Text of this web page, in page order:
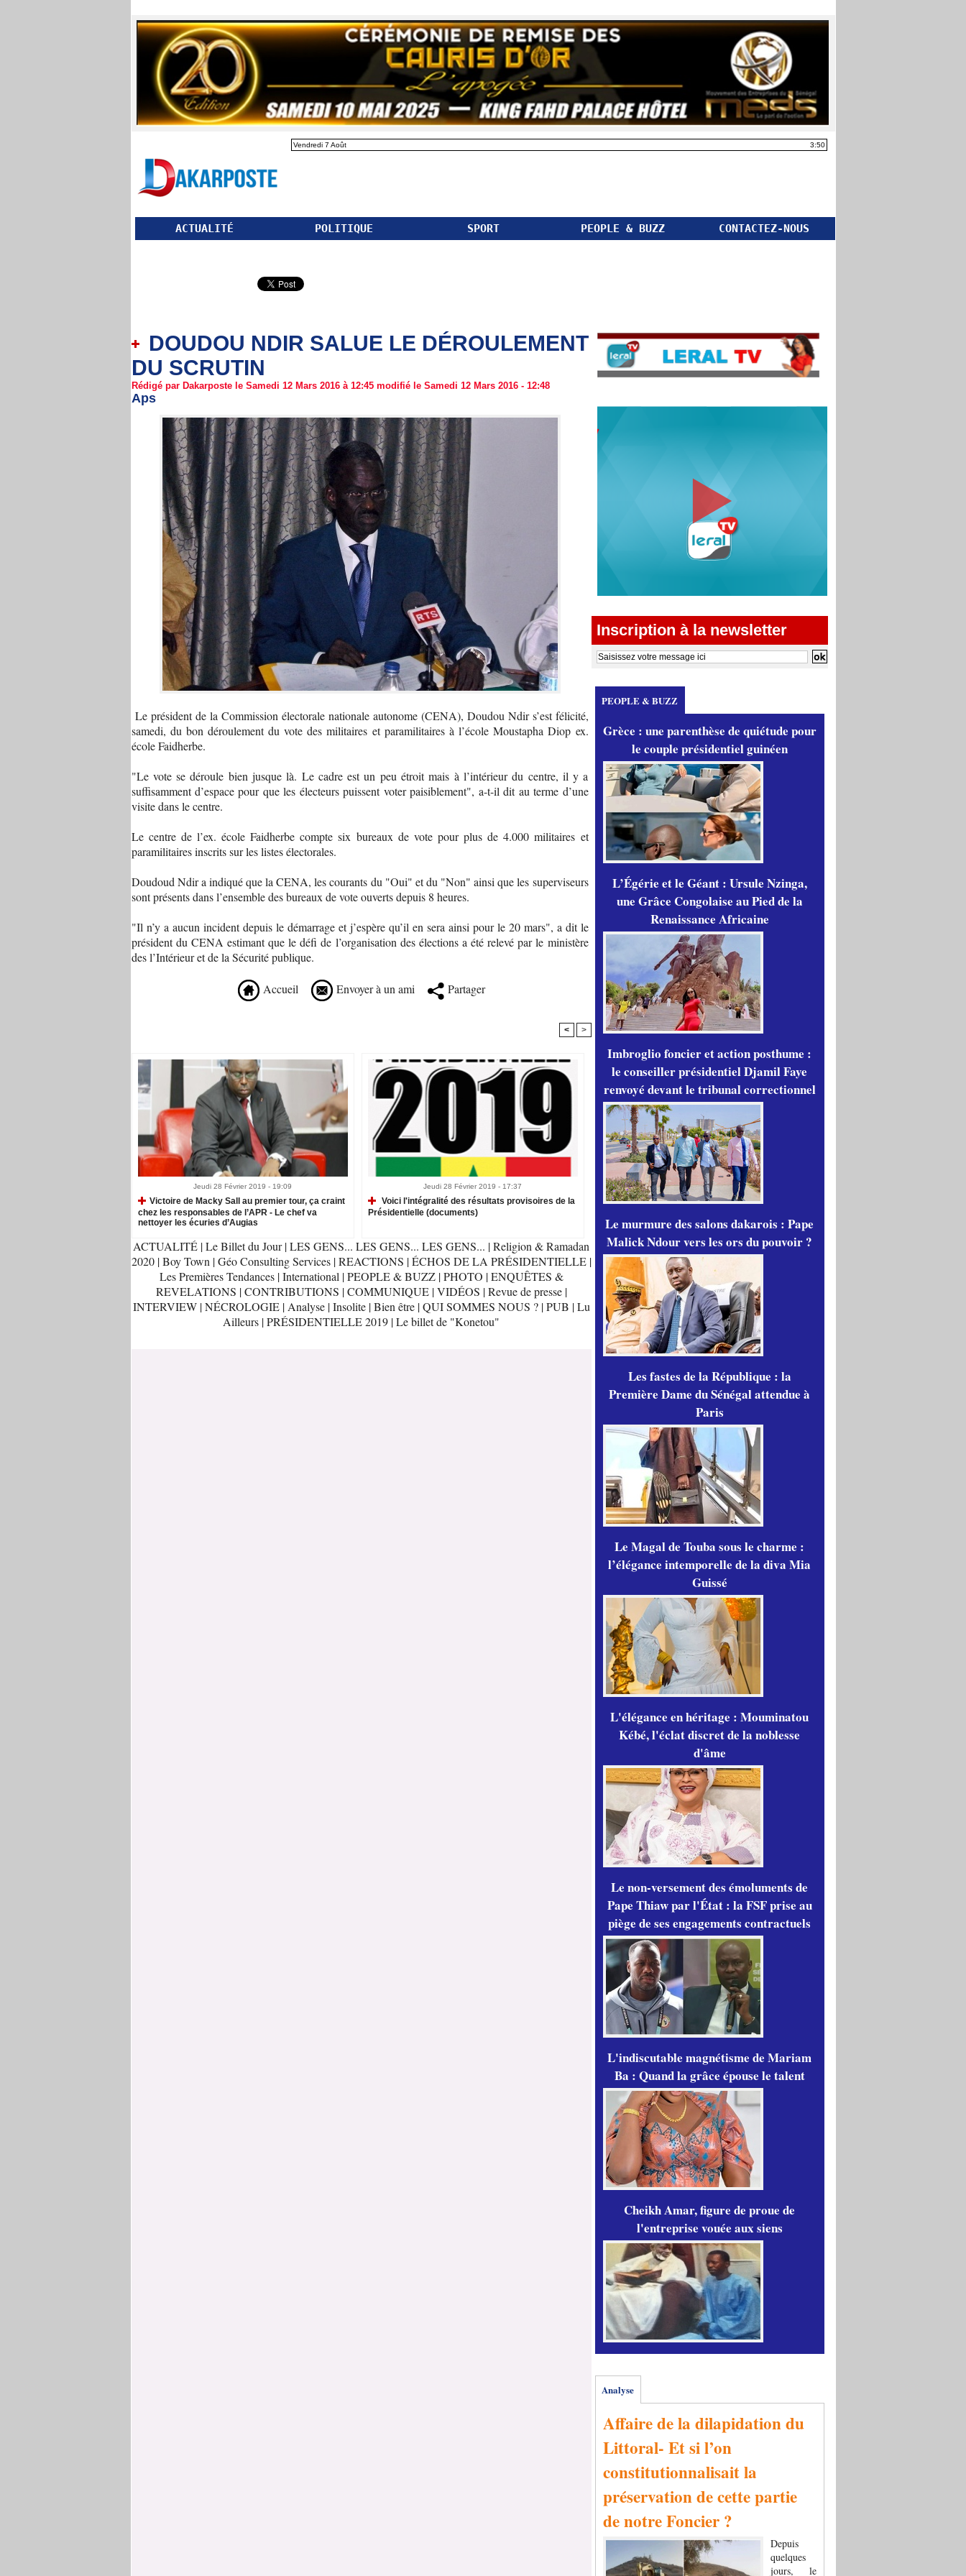
Vendredi 7 Août 3:50
ACTUALITÉ POLITIQUE SPORT PEOPLE & BUZZ CONTACTEZ-NOUS
DOUDOU NDIR SALUE LE DÉROULEMENT
DU SCRUTIN
Rédigé par Dakarposte le Samedi 12 Mars 2016 à 12:45 modifié le Samedi 12 Mars 2016 - 12:48
Aps
Le président de la Commission électorale nationale autonome (CENA), Doudou Ndir s’est félicité,
samedi, du bon déroulement du vote des militaires et paramilitaires à l’école Moustapha Diop ex.
école Faidherbe.
"Le vote se déroule bien jusque là. Le cadre est un peu étroit mais à l’intérieur du centre, il y a
suffisamment d’espace pour que les électeurs puissent voter paisiblement", a-t-il dit au terme d’une
visite dans le centre.
Le centre de l’ex. école Faidherbe compte six bureaux de vote pour plus de 4.000 militaires et
paramilitaires inscrits sur les listes électorales.
Doudoud Ndir a indiqué que la CENA, les courants du "Oui" et du "Non" ainsi que les superviseurs
sont présents dans l’ensemble des bureaux de vote ouverts depuis 8 heures.
"Il n’y a aucun incident depuis le démarrage et j’espère qu’il en sera ainsi pour le 20 mars", a dit le
président du CENA estimant que le défi de l’organisation des élections a été relevé par le ministère
des l’Intérieur et de la Sécurité publique.
Accueil Envoyer à un ami Partager
< >
Jeudi 28 Février 2019 - 19:09
​Victoire de Macky Sall au premier tour, ça craint
chez les responsables de l’APR - Le chef va
nettoyer les écuries d’Augias
Jeudi 28 Février 2019 - 17:37
Voici l'intégralité des résultats provisoires de la
Présidentielle (documents)
ACTUALITÉ |Le Billet du Jour |LES GENS... LES GENS... LES GENS... |Religion & Ramadan
2020 |Boy Town |Géo Consulting Services |REACTIONS |ÉCHOS DE LA PRÉSIDENTIELLE |
Les Premières Tendances |International |PEOPLE & BUZZ |PHOTO |ENQUÊTES &
REVELATIONS |CONTRIBUTIONS |COMMUNIQUE |VIDÉOS |Revue de presse |
INTERVIEW |NÉCROLOGIE |Analyse |Insolite |Bien être |QUI SOMMES NOUS ? |PUB |Lu
Ailleurs |PRÉSIDENTIELLE 2019 |Le billet de "Konetou"
Inscription à la newsletter
PEOPLE & BUZZ
Grèce : une parenthèse de quiétude pour
le couple présidentiel guinéen
L’Égérie et le Géant : Ursule Nzinga,
une Grâce Congolaise au Pied de la
Renaissance Africaine
Imbroglio foncier et action posthume :
le conseiller présidentiel Djamil Faye
renvoyé devant le tribunal correctionnel
Le murmure des salons dakarois : Pape
Malick Ndour vers les ors du pouvoir ?
Les fastes de la République : la
Première Dame du Sénégal attendue à
Paris
Le Magal de Touba sous le charme :
l’élégance intemporelle de la diva Mia
Guissé
L'élégance en héritage : Mouminatou
Kébé, l'éclat discret de la noblesse
d'âme
Le non-versement des émoluments de
Pape Thiaw par l'État : la FSF prise au
piège de ses engagements contractuels
L'indiscutable magnétisme de Mariam
Ba : Quand la grâce épouse le talent
Cheikh Amar, figure de proue de
l'entreprise vouée aux siens
Analyse
Affaire de la dilapidation du
Littoral- Et si l’on
constitutionnalisait la
préservation de cette partie
de notre Foncier ?
Depuis
quelques
jours, le